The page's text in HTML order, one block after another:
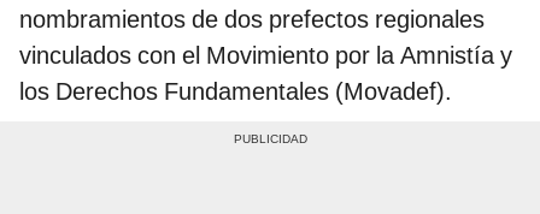
nombramientos de dos prefectos regionales
vinculados con el Movimiento por la Amnistía y
los Derechos Fundamentales (Movadef).